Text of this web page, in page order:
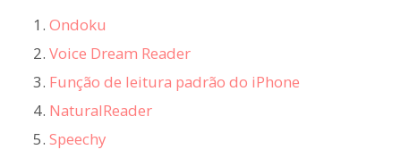
Ondoku
Voice Dream Reader
Função de leitura padrão do iPhone
NaturalReader
Speechy